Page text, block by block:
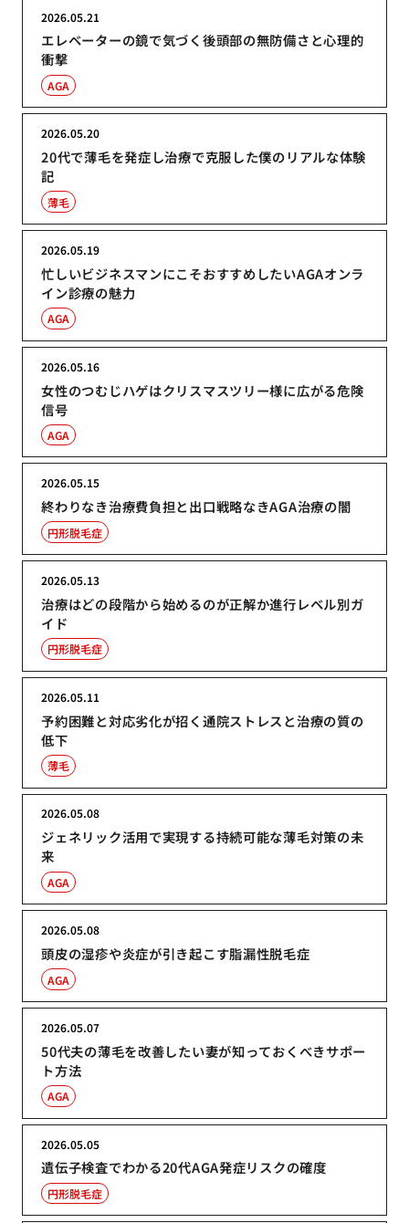
エレベーターの鏡で気づく後頭部の無防備さと心理的
衝撃
2026.05.21
AGA
20代で薄毛を発症し治療で克服した僕のリアルな体験
記
2026.05.20
薄毛
忙しいビジネスマンにこそおすすめしたいAGAオンラ
イン診療の魅力
2026.05.19
AGA
女性のつむじハゲはクリスマスツリー様に広がる危険
信号
2026.05.16
AGA
終わりなき治療費負担と出口戦略なきAGA治療の闇
2026.05.15
円形脱毛症
治療はどの段階から始めるのが正解か進行レベル別ガ
イド
2026.05.13
円形脱毛症
予約困難と対応劣化が招く通院ストレスと治療の質の
低下
2026.05.11
薄毛
ジェネリック活用で実現する持続可能な薄毛対策の未
来
2026.05.08
AGA
頭皮の湿疹や炎症が引き起こす脂漏性脱毛症
2026.05.08
AGA
50代夫の薄毛を改善したい妻が知っておくべきサポー
ト方法
2026.05.07
AGA
遺伝子検査でわかる20代AGA発症リスクの確度
2026.05.05
円形脱毛症